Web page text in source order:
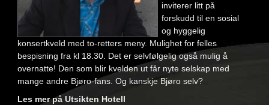
inviterer litt på
forskudd til en sosial
og hyggelig
konsertkveld med to-retters meny. Mulighet for felles
bespisning fra kl 18.30. Det er selvfølgelig også mulig å
overnatte! Den som blir kvelden ut får nyte selskap med
mange andre Bjøro-fans. Og kanskje Bjøro selv?
Les mer på Utsikten Hotell